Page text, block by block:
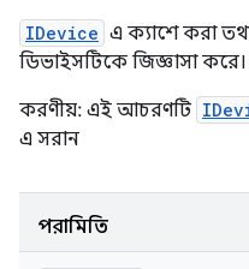
IDevice এ ক্যাশে করা
ডিভাইসটিকে জিজ্ঞাসা করে।
করণীয়: এই আচরণটি
এ সরান
পরামিতি